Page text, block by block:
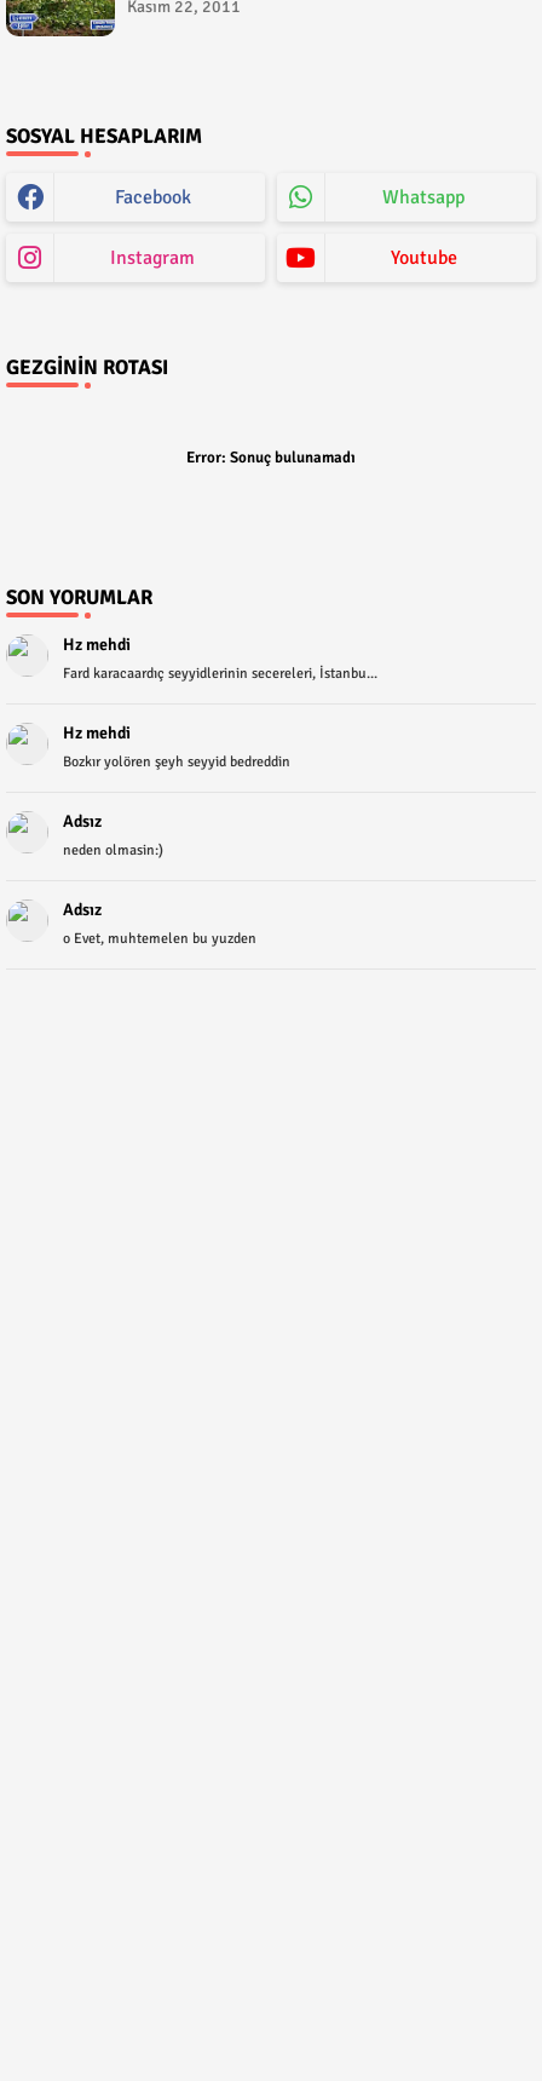
Kasım 22, 2011
SOSYAL HESAPLARIM
Facebook Whatsapp
Instagram Youtube
GEZGININ ROTASI
Error: Sonuç bulunamadı
SON YORUMLAR
Hz mehdi
Fard karacaardıç seyyidlerinin secereleri, İstanbu...
Hz mehdi
Bozkır yolören şeyh seyyid bedreddin
Adsız
neden olmasin:)
Adsız
o Evet, muhtemelen bu yuzden